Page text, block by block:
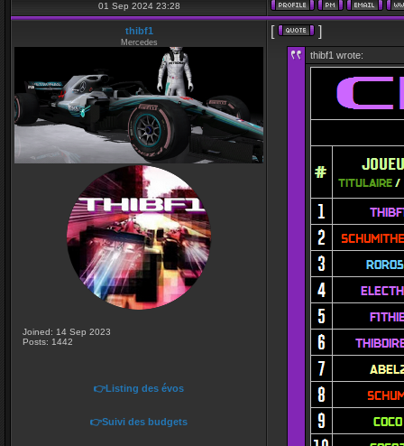
01 Sep 2024 23:28
thibf1
Mercedes
Joined: 14 Sep 2023
Posts: 1442
👉Listing des évos
👉Suivi des budgets
[ ]
thibf1 wrote: